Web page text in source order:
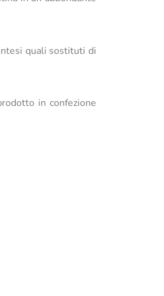
quali sostituti di
in confezione